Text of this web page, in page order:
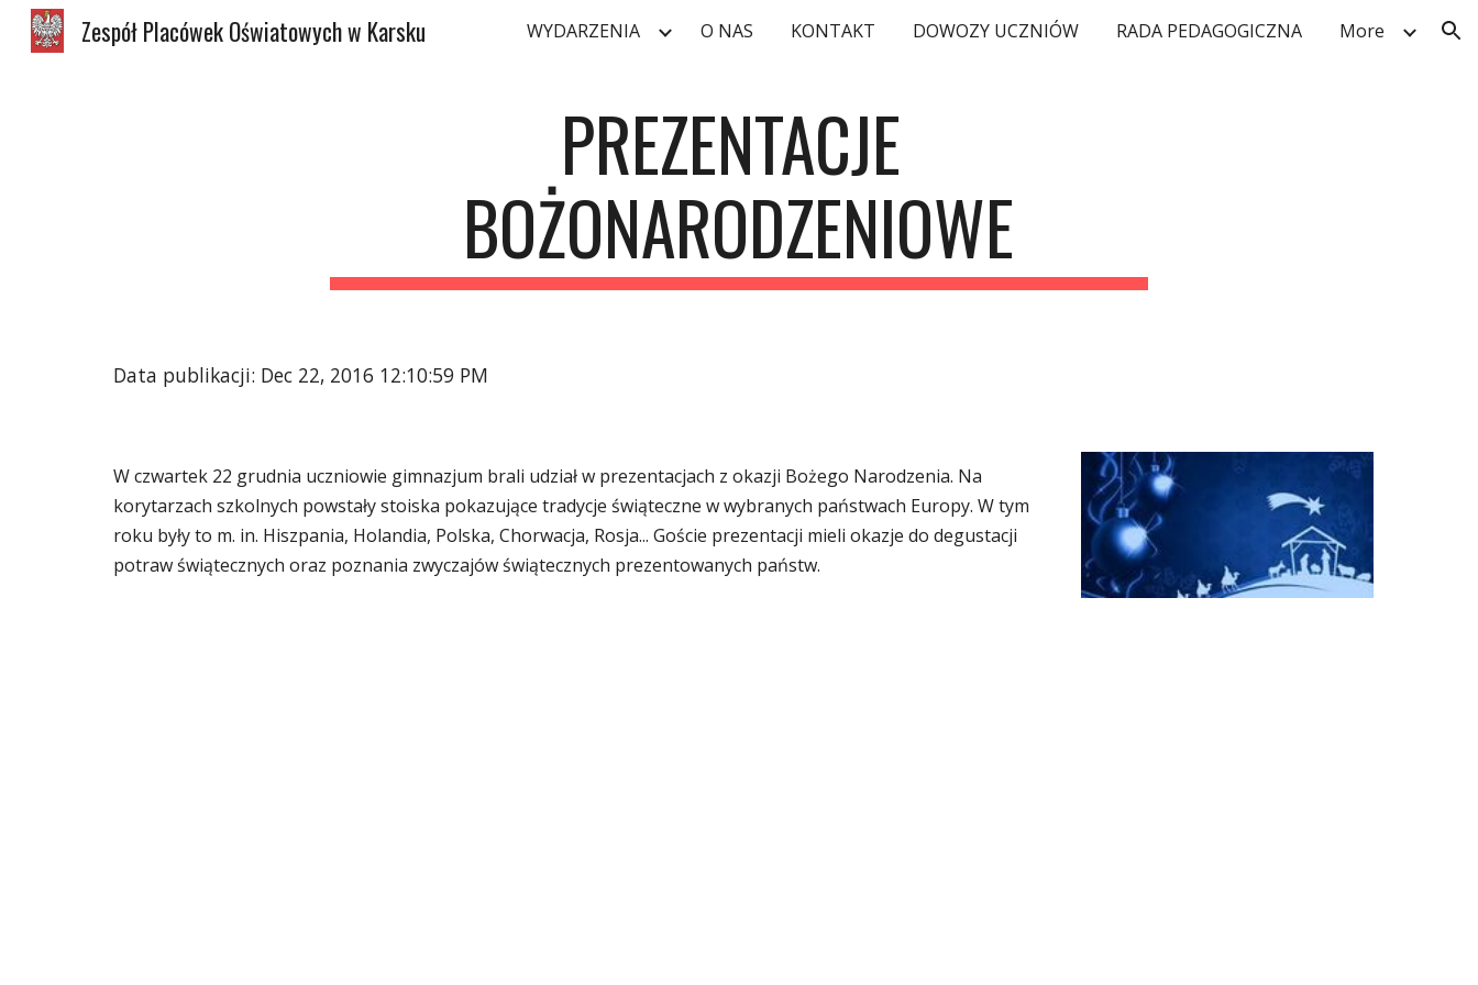
Skip to main content Skip to navigation
Zespół Placówek Oświatowych w Karsku WYDARZENIA O NAS KONTAKT DOWOZY UCZNIÓW RADA PEDAGOGICZNA More
PREZENTACJE
BOŻONARODZENIOWE
Data publikacji: Dec 22, 2016 12:10:59 PM
W czwartek 22 grudnia uczniowie gimnazjum brali udział w prezentacjach z okazji Bożego Narodzenia. Na
korytarzach szkolnych powstały stoiska pokazujące tradycje świąteczne w wybranych państwach Europy. W tym
roku były to m. in. Hiszpania, Holandia, Polska, Chorwacja, Rosja... Goście prezentacji mieli okazje do degustacji
potraw świątecznych oraz poznania zwyczajów świątecznych prezentowanych państw.